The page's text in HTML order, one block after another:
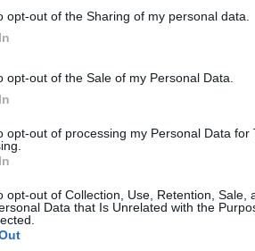
opt-out of the Sharing of my personal data.
opt-out of the Sale of my Personal Data.
opt-out of processing my Personal Data for
opt-out of Collection, Use, Retention, Sale,
Data that Is Unrelated with the
vzpostaviti.
ne vidim, da jo država s
manipulativno sredstvo.
kulturi bomo kot družba
prestrukturi človeške zavesti.
ki jo danes poznamo,
samo sebe, brez politične
Vse ostale misli, ponižno